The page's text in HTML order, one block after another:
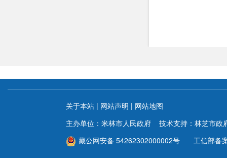
服务事项
财政资金
行政事业性收费
关于本站 | 网站声明 | 网站地图
主办单位：米林市人民政府 技术支持：林芝市政
藏公网安备 54262302000002号
工信部备